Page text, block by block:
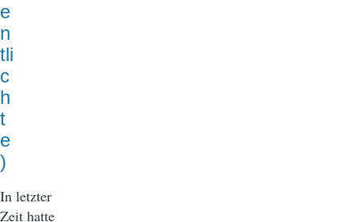
e
n
tli
c
h
t
e
)
In letzter
Zeit hatte